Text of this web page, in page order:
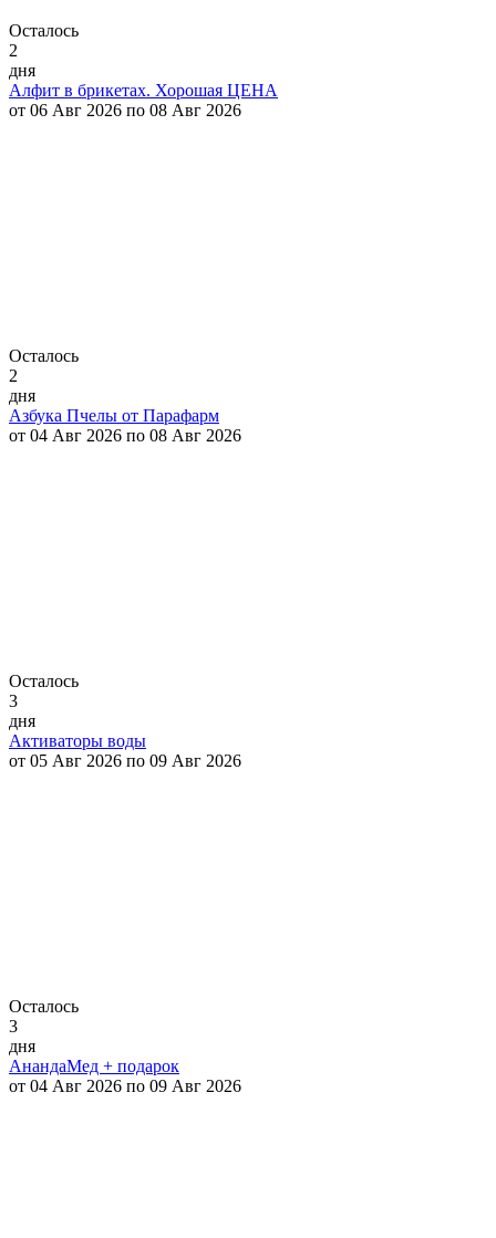
Осталось
2
дня
Алфит в брикетах. Хорошая ЦЕНА
от 06 Авг 2026 по 08 Авг 2026
Осталось
2
дня
Азбука Пчелы от Парафарм
от 04 Авг 2026 по 08 Авг 2026
Осталось
3
дня
Активаторы воды
от 05 Авг 2026 по 09 Авг 2026
Осталось
3
дня
АнандаМед + подарок
от 04 Авг 2026 по 09 Авг 2026